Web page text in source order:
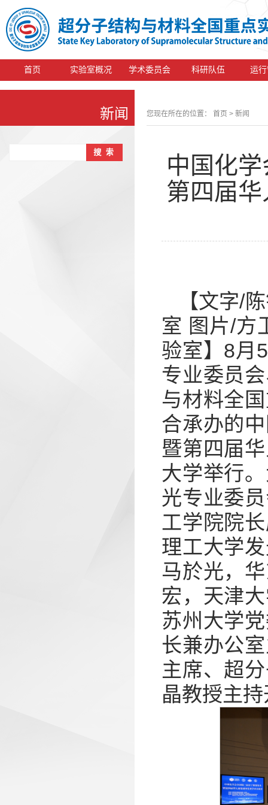
首页 实验室概况 学术委员会 科研队伍 运
新闻 您现在所在的位置： 首页 > 新闻
中国化
第四届
【文字/
室 图片/方
验室】8月
专业委员
与材料全
合承办的
暨第四届
大学举行
光专业委
工学院院
理工大学
马於光，
宏，天津
苏州大学
长兼办公
主席、超
晶教授主